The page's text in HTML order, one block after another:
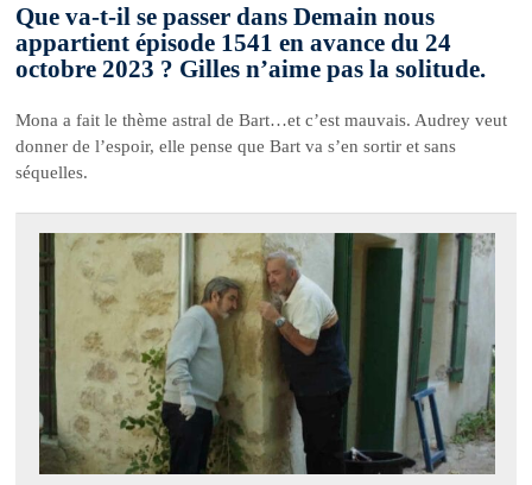
Que va-t-il se passer dans Demain nous
appartient épisode 1541 en avance du 24
octobre 2023 ? Gilles n’aime pas la solitude.
Mona a fait le thème astral de Bart…et c’est mauvais. Audrey veut
donner de l’espoir, elle pense que Bart va s’en sortir et sans
séquelles.